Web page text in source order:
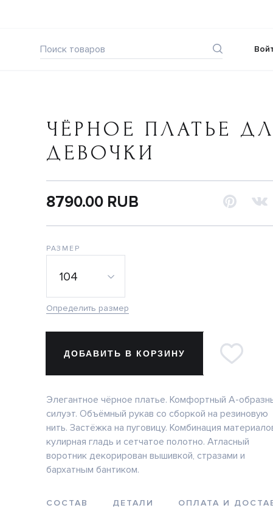
ЧЁРНОЕ ПЛАТЬЕ
ДЕВОЧКИ
8790.00 RUB
РАЗМЕР
104
Определить размер
ДОБАВИТЬ В КОРЗИНУ
Элегантное чёрное платье. Комфортный А-
силуэт. Объёмный рукав со сборкой на резиновую
нить. Застёжка на пуговицу. Комбинация
кулирная гладь и сетчатое полотно. Атласный
воротник декорирован вышивкой, стразами и
бархатным бантиком.
СОСТАВ ДЕТАЛИ ОПЛАТА И